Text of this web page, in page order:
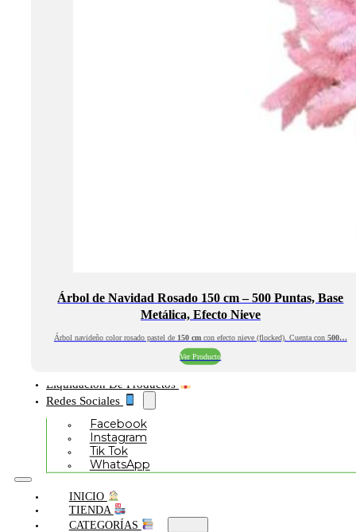
Árbol de Navidad Rosado 150 cm – 500 Puntas, Base
Metálica, Efecto Nieve
Árbol navideño color rosado pastel de 150 cmcon efecto nieve (flocked). Cuenta con 500…
Ver Producto
Liquidación De Productos
Redes Sociales
Facebook
Instagram
Tik Tok
WhatsApp
INICIO
TIENDA
CATEGORÍAS